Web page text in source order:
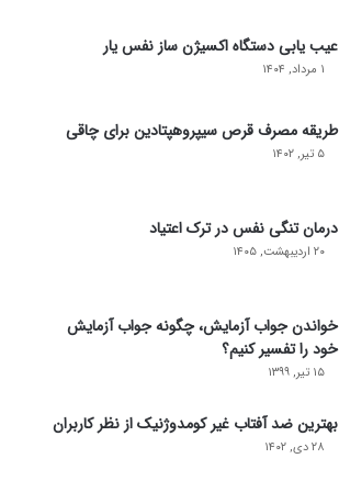
عیب یابی دستگاه اکسیژن ساز نفس یار
۱ مرداد, ۱۴۰۴
طریقه مصرف قرص سیپروهپتادین برای چاقی
۵ تیر, ۱۴۰۲
درمان تنگی نفس در ترک اعتیاد
۲۰ اردیبهشت, ۱۴۰۵
خواندن جواب آزمایش، چگونه جواب آزمایش
خود را تفسیر کنیم؟
۱۵ تیر, ۱۳۹۹
بهترین ضد آفتاب غیر کومدوژنیک از نظر کاربران
۲۸ دی, ۱۴۰۲